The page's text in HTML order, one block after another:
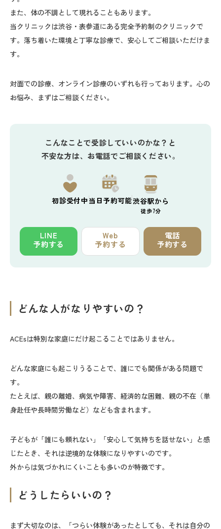
また、体の不調として現れることもあります。
当クリニックは渋谷・表参道にある完全予約制のクリニックで
す。落ち着いた環境と丁寧な診療で、安心してご相談いただけま
す。
対面での診療、オンライン診療のいずれも行っております。心の
お悩み、まずはご相談ください。
初診受付中当日予約可能渋谷駅から
徒歩7分
LINE
予約する
Web
予約する
電話
予約する
こんなことで受診していいのかな？と
不安な方は、お電話でご相談ください。
どんな人がなりやすいの？
ACEsは特別な家庭にだけ起こることではありません。
どんな家庭にも起こりうることで、誰にでも関係がある問題で
す。
たとえば、親の離婚、病気や障害、経済的な困難、親の不在（単
身赴任や長時間労働など）なども含まれます。
子どもが「誰にも頼れない」「安心して気持ちを話せない」と感
じたとき、それは逆境的な体験になりやすいのです。
外からは気づかれにくいことも多いのが特徴です。
どうしたらいいの？
まず大切なのは、「つらい体験があったとしても、それは自分の